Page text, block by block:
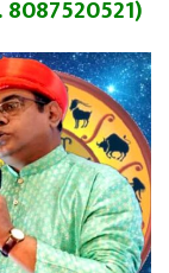
8087520521)